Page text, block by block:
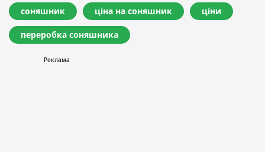
соняшник ціна на соняшник ціни
переробка соняшника